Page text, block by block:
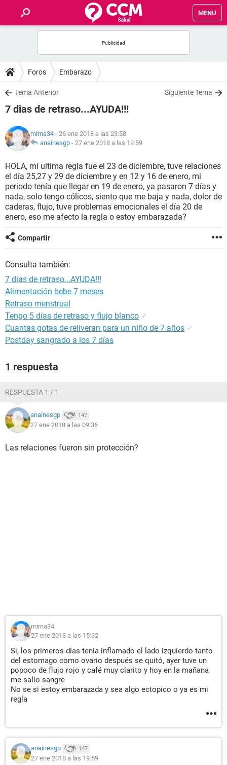
MENU
FOROS
SALUD
NUTRICIÓN
BIENESTAR
SEXUALIDAD
GLOSARIO
Foros Embarazo
Tema Anterior Siguiente Tema
7 dias de retraso...AYUDA!!!
mirna34 - 26 ene 2018 a las 23:58
anainesgp - 27 ene 2018 a las 19:59
HOLA, mi ultima regla fue el 23 de diciembre, tuve relaciones
el día 25,27 y 29 de diciembre y en 12 y 16 de enero, mi
periodo tenía que llegar en 19 de enero, ya pasaron 7 días y
nada, solo tengo cólicos, siento que me baja y nada, dolor de
caderas, flujo, tuve problemas emocionales el día 20 de
enero, eso me afecto la regla o estoy embarazada?
Compartir
Consulta también:
7 dias de retraso...AYUDA!!!
Alimentación bebe 7 meses
Retraso menstrual
Tengo 5 días de retraso y flujo blanco ✓
Cuantas gotas de reliveran para un niño de 7 años ✓
Postday sangrado a los 7 días
1 respuesta
RESPUESTA 1 / 1
anainesgp 147
27 ene 2018 a las 09:36
Las relaciones fueron sin protección?
mirna34
27 ene 2018 a las 15:32
Si, los primeros dias tenia inflamado el lado izquierdo tanto
del estomago como ovario después se quitó, ayer tuve un
popoco de flujo rojo y café muy clarito y hoy en la mañana
me salio sangre
No se si estoy embarazada y sea algo ectopico o ya es mi
regla
anainesgp 147
27 ene 2018 a las 19:59